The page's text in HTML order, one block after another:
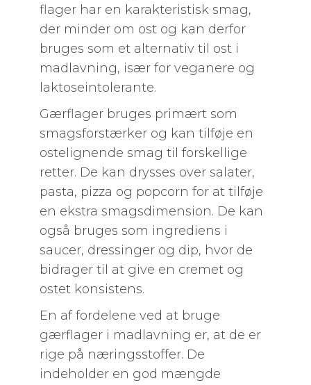
flager har en karakteristisk smag,
der minder om ost og kan derfor
bruges som et alternativ til ost i
madlavning, især for veganere og
laktoseintolerante.
Gærflager bruges primært som
smagsforstærker og kan tilføje en
ostelignende smag til forskellige
retter. De kan drysses over salater,
pasta, pizza og popcorn for at tilføje
en ekstra smagsdimension. De kan
også bruges som ingrediens i
saucer, dressinger og dip, hvor de
bidrager til at give en cremet og
ostet konsistens.
En af fordelene ved at bruge
gærflager i madlavning er, at de er
rige på næringsstoffer. De
indeholder en god mængde